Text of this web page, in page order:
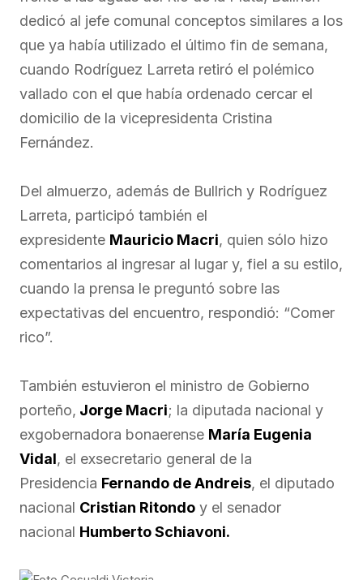
dedicó al jefe comunal conceptos similares a los
que ya había utilizado el último fin de semana,
cuando Rodríguez Larreta retiró el polémico
vallado con el que había ordenado cercar el
domicilio de la vicepresidenta Cristina
Fernández.
Del almuerzo, además de Bullrich y Rodríguez
Larreta, participó también el
expresidente Mauricio Macri, quien sólo hizo
comentarios al ingresar al lugar y, fiel a su estilo,
cuando la prensa le preguntó sobre las
expectativas del encuentro, respondió: “Comer
rico”.
También estuvieron el ministro de Gobierno
porteño, Jorge Macri; la diputada nacional y
exgobernadora bonaerense María Eugenia
Vidal, el exsecretario general de la
Presidencia Fernando de Andreis, el diputado
nacional Cristian Ritondo y el senador
nacional Humberto Schiavoni.